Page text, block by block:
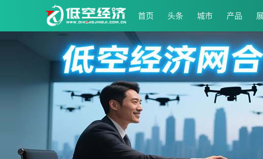
首页 头条 城市 产品